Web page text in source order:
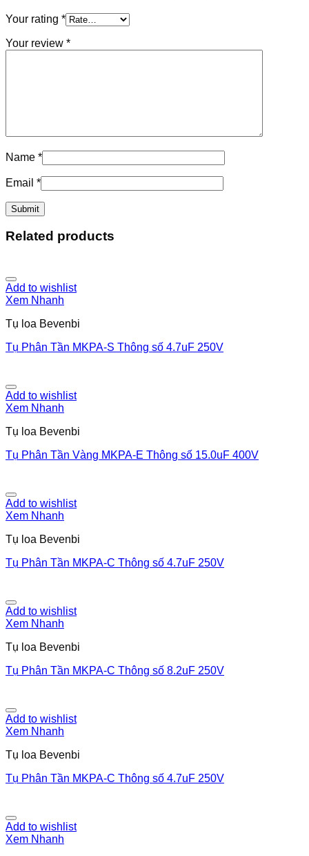
Your rating *
Your review *
Name *
Email *
Related products
Add to wishlist
Xem Nhanh
Tụ loa Bevenbi
Tụ Phân Tần MKPA-S Thông số 4.7uF 250V
Add to wishlist
Xem Nhanh
Tụ loa Bevenbi
Tụ Phân Tần Vàng MKPA-E Thông số 15.0uF 400V
Add to wishlist
Xem Nhanh
Tụ loa Bevenbi
Tụ Phân Tần MKPA-C Thông số 4.7uF 250V
Add to wishlist
Xem Nhanh
Tụ loa Bevenbi
Tụ Phân Tần MKPA-C Thông số 8.2uF 250V
Add to wishlist
Xem Nhanh
Tụ loa Bevenbi
Tụ Phân Tần MKPA-C Thông số 4.7uF 250V
Add to wishlist
Xem Nhanh